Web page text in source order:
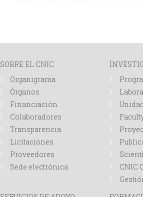
SOBRE EL CNIC
Organigrama
Órganos
Financiación
Colaboradores
Transparencia
Licitaciones
Proveedores
Sede electrónica
CNIC